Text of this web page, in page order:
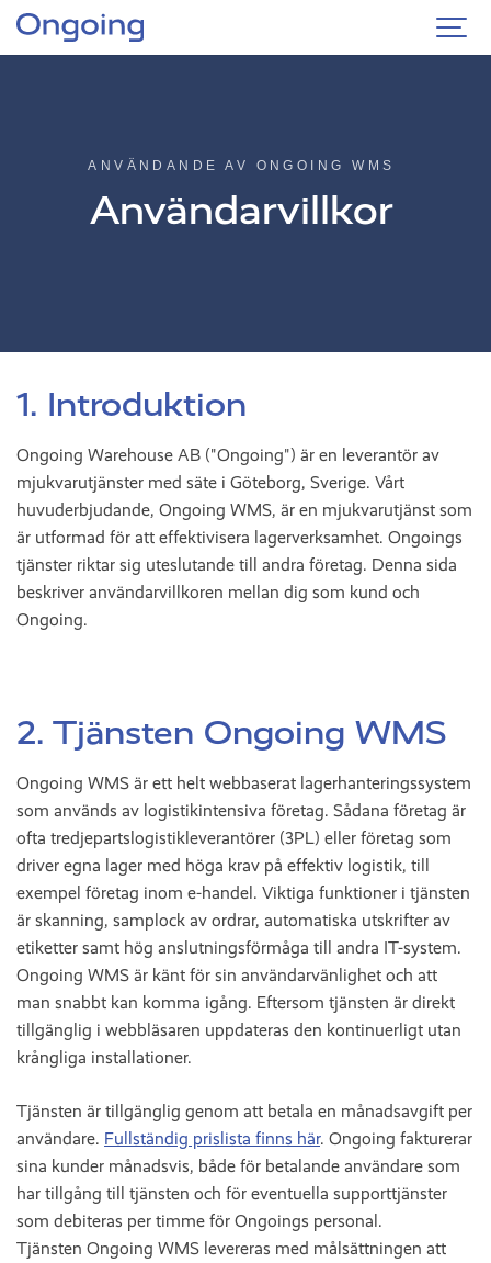
ANVÄNDANDE AV ONGOING WMS
Användarvillkor
1. Introduktion
Ongoing Warehouse AB ("Ongoing") är en leverantör av
mjukvarutjänster med säte i Göteborg, Sverige. Vårt
huvuderbjudande, Ongoing WMS, är en mjukvarutjänst som
är utformad för att effektivisera lagerverksamhet. Ongoings
tjänster riktar sig uteslutande till andra företag. Denna sida
beskriver användarvillkoren mellan dig som kund och
Ongoing.
2. Tjänsten Ongoing WMS
Ongoing WMS är ett helt webbaserat lagerhanteringssystem
som används av logistikintensiva företag. Sådana företag är
ofta tredjepartslogistikleverantörer (3PL) eller företag som
driver egna lager med höga krav på effektiv logistik, till
exempel företag inom e-handel. Viktiga funktioner i tjänsten
är skanning, samplock av ordrar, automatiska utskrifter av
etiketter samt hög anslutningsförmåga till andra IT-system.
Ongoing WMS är känt för sin användarvänlighet och att
man snabbt kan komma igång. Eftersom tjänsten är direkt
tillgänglig i webbläsaren uppdateras den kontinuerligt utan
krångliga installationer.
Tjänsten är tillgänglig genom att betala en månadsavgift per
användare. Fullständig prislista finns här. Ongoing fakturerar
sina kunder månadsvis, både för betalande användare som
har tillgång till tjänsten och för eventuella supporttjänster
som debiteras per timme för Ongoings personal.
Tjänsten Ongoing WMS levereras med målsättningen att